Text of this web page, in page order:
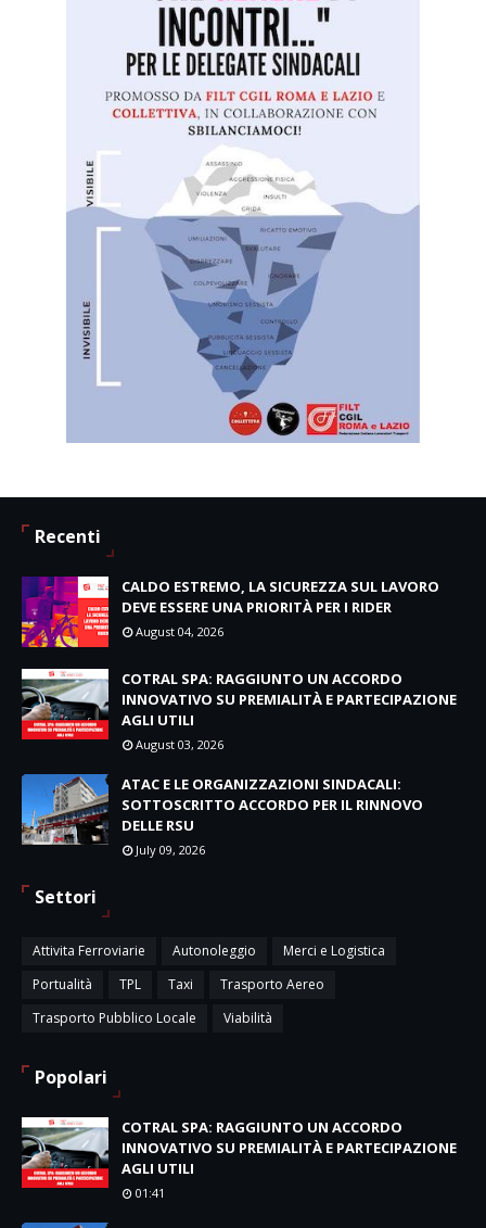
Recenti
CALDO ESTREMO, LA SICUREZZA SUL LAVORO
DEVE ESSERE UNA PRIORITÀ PER I RIDER
August 04, 2026
COTRAL SPA: RAGGIUNTO UN ACCORDO
INNOVATIVO SU PREMIALITÀ E PARTECIPAZIONE
AGLI UTILI
August 03, 2026
ATAC E LE ORGANIZZAZIONI SINDACALI:
SOTTOSCRITTO ACCORDO PER IL RINNOVO
DELLE RSU
July 09, 2026
Settori
Attivita Ferroviarie Autonoleggio
Merci e Logistica
Portualità
TPL Taxi
Trasporto Aereo
Trasporto Pubblico Locale
Viabilità
Popolari
COTRAL SPA: RAGGIUNTO UN ACCORDO
INNOVATIVO SU PREMIALITÀ E PARTECIPAZIONE
AGLI UTILI
01:41